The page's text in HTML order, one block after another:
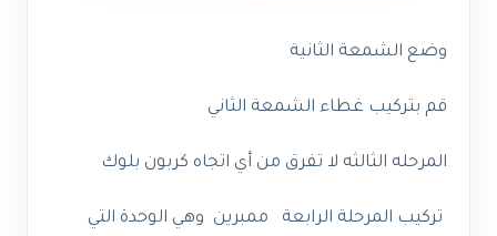
وضع الشمعة الثانية
قم بتركيب غطاء الشمعة الثاني
المرحله الثالثه لا تفرق من أي اتجاه كربون بلوك
تركيب المرحلة الرابعة ممبرين وهي الوحدة التي